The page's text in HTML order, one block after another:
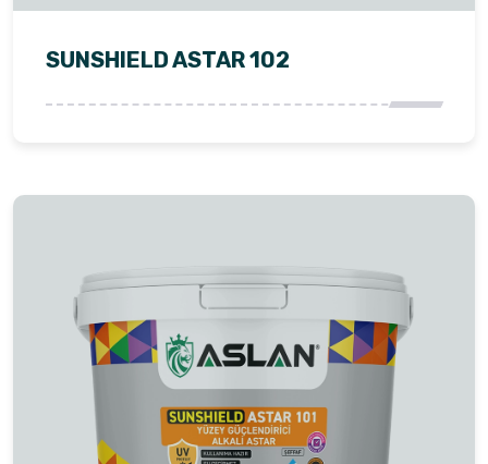
SUNSHIELD ASTAR 102